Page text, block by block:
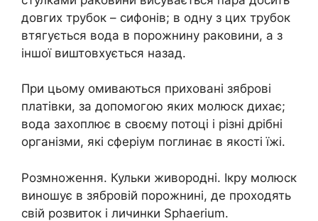
довгих трубок – сифонів; в одну з цих трубок
втягується вода в порожнину раковини, а з
іншої виштовхується назад.
При цьому омиваються приховані зяброві
платівки, за допомогою яких молюск дихає;
вода захоплює в своєму потоці і різні дрібні
організми, які сферіум поглинає в якості їжі.
Розмноження. Кульки живородні. Ікру молюск
виношує в зябровій порожнині, де проходять
свій розвиток і личинки Sphaerium.